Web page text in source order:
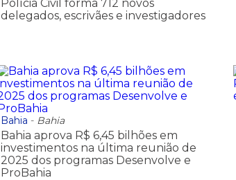
Polícia Civil forma 712 novos
delegados, escrivães e investigadores
Bahia - Bahia
Bahia aprova R$ 6,45 bilhões em
investimentos na última reunião de
2025 dos programas Desenvolve e
ProBahia